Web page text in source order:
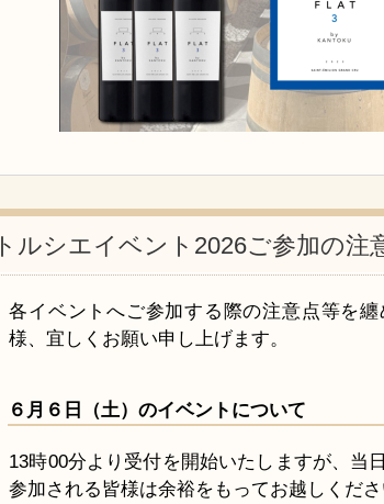
トルシエイベント2026ご参加の注
各イベントへご参加する際の注意点等を
様、宜しくお願い申し上げます。
６月６日（土）のイベントについて
13時00分より受付を開始いたしますが、当
参加される皆様は余裕をもってお越しくだ